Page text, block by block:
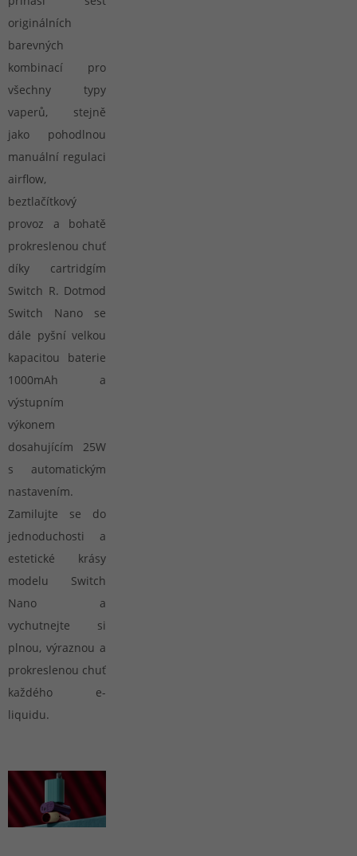
originálních
barevných
kombinací pro
všechny typy
vaperů, stejně
jako pohodlnou
manuální regulaci
airflow,
beztlačítkový
provoz a bohatě
prokreslenou chuť
díky cartridgím
Switch R. Dotmod
Switch Nano se
dále pyšní velkou
kapacitou baterie
1000mAh a
výstupním
výkonem
dosahujícím 25W
s automatickým
nastavením.
Zamilujte se do
jednoduchosti a
estetické krásy
modelu Switch
Nano a
vychutnejte si
plnou, výraznou a
prokreslenou chuť
každého e-
liquidu.